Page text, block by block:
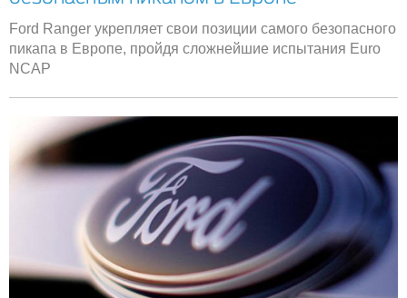
Ford Ranger укрепляет свои позиции самого безопасного
пикапа в Европе, пройдя сложнейшие испытания Euro
NCAP